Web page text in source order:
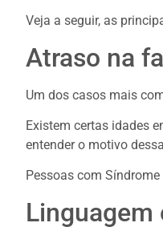
Veja a seguir, as
Atraso na
Um dos casos mais
Existem certas idades
entender o motivo
Pessoas com
Linguagem